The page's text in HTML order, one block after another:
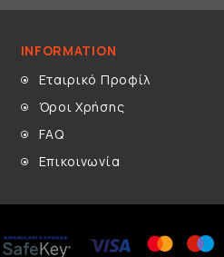
INFORMATION
Εταιρικό Προφίλ
Όροι Χρήσης
FAQ
Επικοινωνία